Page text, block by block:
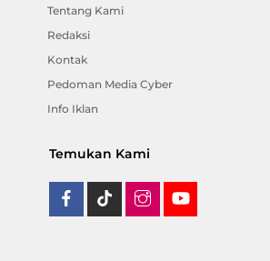
Tentang Kami
Redaksi
Kontak
Pedoman Media Cyber
Info Iklan
Temukan Kami